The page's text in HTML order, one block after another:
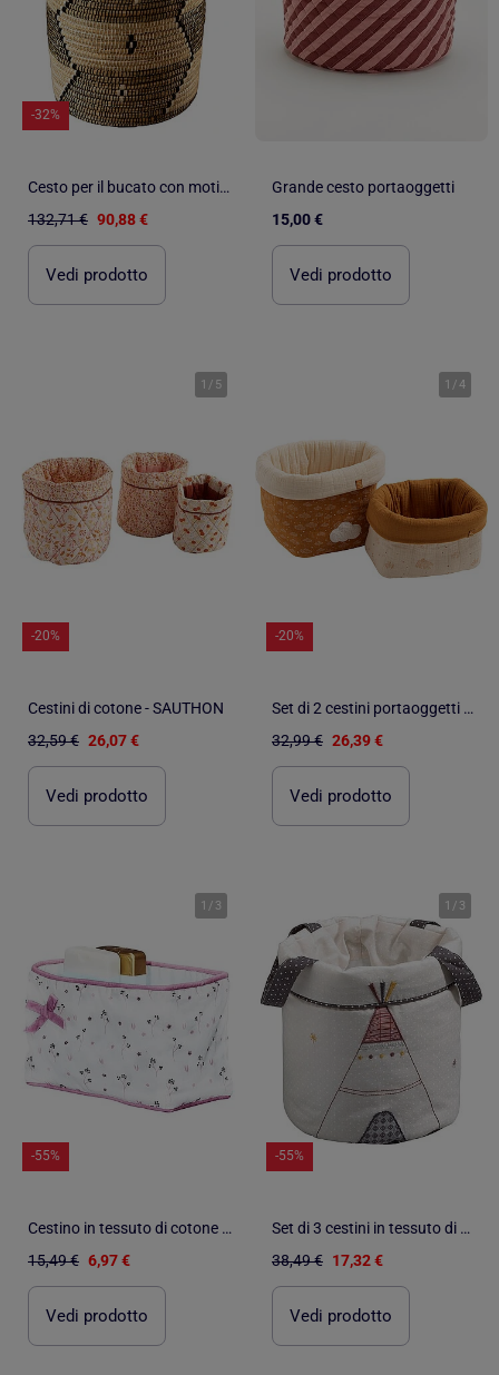
-32%
Cesto per il bucato con motivi etnici in fibre naturali
132,71 € 90,88 €
Vedi prodotto
Grande cesto portaoggetti
15,00 €
Vedi prodotto
1 / 5
-20%
Cestini di cotone - SAUTHON
32,59 € 26,07 €
Vedi prodotto
1 /4
-20%
Set di 2 cestini portaoggetti doppi in garza di - SAUTHON
32,99 € 26,39 €
Vedi prodotto
1 / 3
-55%
Cestino in tessuto di cotone - BABYPRICE
15,49 € 6,97 €
Vedi prodotto
1 / 3
-55%
Set di 3 cestini in tessuto di cotone - SAUTHON
38,49 € 17,32 €
Vedi prodotto